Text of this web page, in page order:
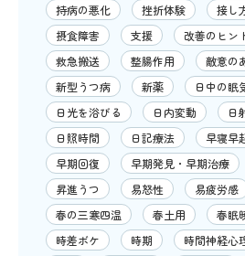
持病の悪化
挫折体験 接し
摂食障害
支援 改善のヒン
救急搬送
整腸作用
敵意の
新型うつ病
新薬
日中の眠
日光を浴びる
日内変動 日
日照時間
日記療法 早寝早
早期回復
早期発見・早期治療
昇進うつ
易怒性 易疲労感
春の三寒四温
春土用
春眠
時差ボケ
時期 時間神経心